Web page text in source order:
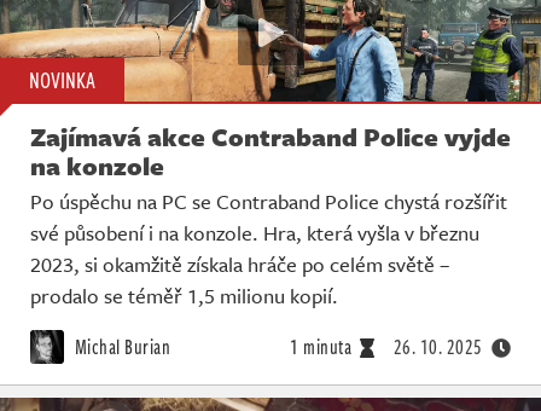
NOVINKA
Zajímavá akce Contraband Police vyjde
na konzole
Po úspěchu na PC se Contraband Police chystá rozšířit
své působení i na konzole. Hra, která vyšla v březnu
2023, si okamžitě získala hráče po celém světě –
prodalo se téměř 1,5 milionu kopií.
Michal Burian 1 minuta 26. 10. 2025